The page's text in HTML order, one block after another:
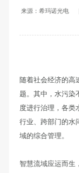
来源：希玛诺光电
随着社会经济的高
题。其中，水污染
度进行治理，各类
行业、跨部门的水
域的综合管理。
智慧流域应运而生